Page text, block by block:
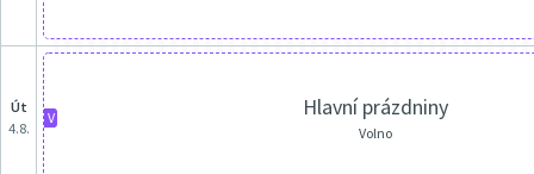
út
4.8.
V Hlavní prázdniny
Volno